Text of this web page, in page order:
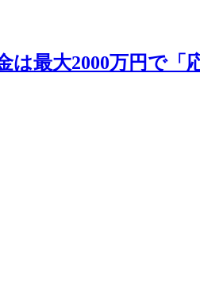
は最大2000万円で